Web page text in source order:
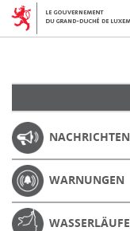
NACHRICHTEN
WARNUNGEN
WASSERLÄUFE